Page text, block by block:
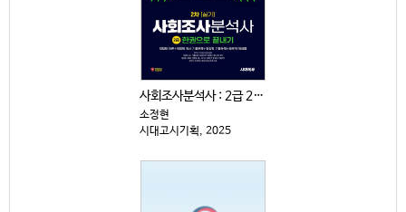
사회조사분석사 : 2급 2차|실기 : 한권으로 끝내기
소정현
시대고시기획, 2025